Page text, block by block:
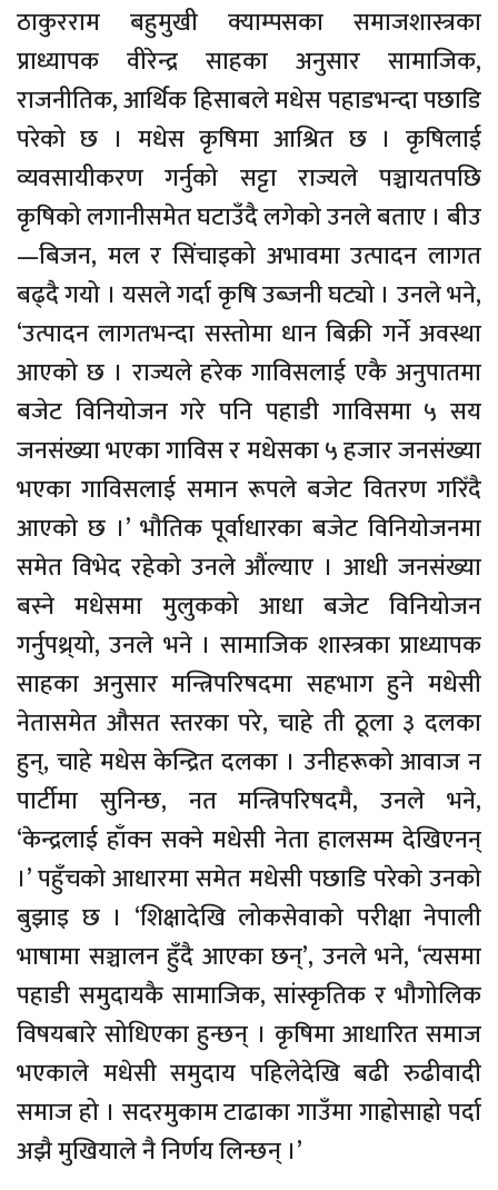
ठाकुरराम बहुमुखी क्याम्पसका समाजशास्त्रका
प्राध्यापक वीरेन्द्र साहका अनुसार सामाजिक,
राजनीतिक, आर्थिक हिसाबले मधेस पहाडभन्दा पछाडि
परेको छ । मधेस कृषिमा आश्रित छ । कृषिलाई
व्यवसायीकरण गर्नुको सट्टा राज्यले पञ्चायतपछि
कृषिको लगानीसमेत घटाउँदै लगेको उनले बताए । बीउ
—बिजन, मल र सिंचाइको अभावमा उत्पादन लागत
बढ्दै गयो । यसले गर्दा कृषि उब्जनी घट्यो । उनले भने,
‘उत्पादन लागतभन्दा सस्तोमा धान बिक्री गर्ने अवस्था
आएको छ । राज्यले हरेक गाविसलाई एकै अनुपातमा
बजेट विनियोजन गरे पनि पहाडी गाविसमा ५ सय
जनसंख्या भएका गाविस र मधेसका ५ हजार जनसंख्या
भएका गाविसलाई समान रूपले बजेट वितरण गरिँदै
आएको छ ।’ भौतिक पूर्वाधारका बजेट विनियोजनमा
समेत विभेद रहेको उनले औंल्याए । आधी जनसंख्या
बस्ने मधेसमा मुलुकको आधा बजेट विनियोजन
गर्नुपथ्र्यो, उनले भने । सामाजिक शास्त्रका प्राध्यापक
साहका अनुसार मन्त्रिपरिषदमा सहभाग हुने मधेसी
नेतासमेत औसत स्तरका परे, चाहे ती ठूला ३ दलका
हुन्, चाहे मधेस केन्द्रित दलका । उनीहरूको आवाज न
पार्टीमा सुनिन्छ, नत मन्त्रिपरिषदमै, उनले भने,
‘केन्द्रलाई हाँक्न सक्ने मधेसी नेता हालसम्म देखिएनन्
।’ पहुँचको आधारमा समेत मधेसी पछाडि परेको उनको
बुझाइ छ । ‘शिक्षादेखि लोकसेवाको परीक्षा नेपाली
भाषामा सञ्चालन हुँदै आएका छन्’, उनले भने, ‘त्यसमा
पहाडी समुदायकै सामाजिक, सांस्कृतिक र भौगोलिक
विषयबारे सोधिएका हुन्छन् । कृषिमा आधारित समाज
भएकाले मधेसी समुदाय पहिलेदेखि बढी रुढीवादी
समाज हो । सदरमुकाम टाढाका गाउँमा गाह्रोसाह्रो पर्दा
अझै मुखियाले नै निर्णय लिन्छन् ।’